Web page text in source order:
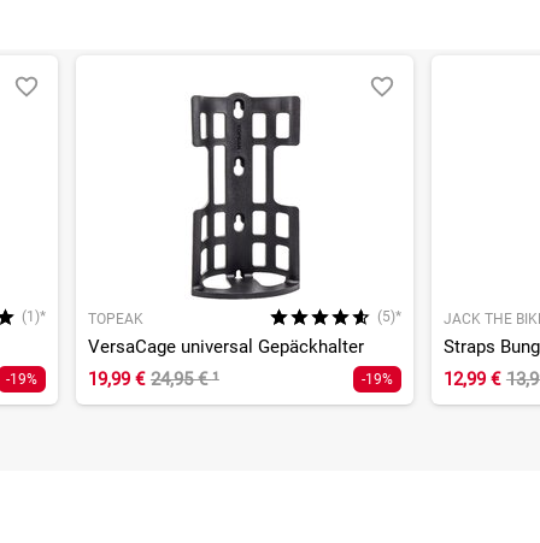
(1)*
-19%
TOPEAK (5)*
VersaCage universal Gepäckhalter
19,99 € 24,95 €¹ -19%
JACK THE
Straps
12,99 €